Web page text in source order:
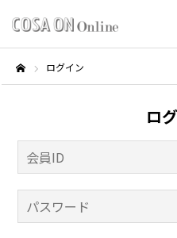
ログイン
ロ